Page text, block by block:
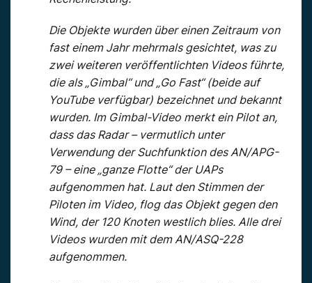
Die Objekte wurden über einen Zeitraum von
fast einem Jahr mehrmals gesichtet, was zu
zwei weiteren veröffentlichten Videos führte,
die als „Gimbal“ und „Go Fast“ (beide auf
YouTube verfügbar) bezeichnet und bekannt
wurden. Im Gimbal-Video merkt ein Pilot an,
dass das Radar – vermutlich unter
Verwendung der Suchfunktion des AN/APG-
79 – eine „ganze Flotte“ der UAPs
aufgenommen hat. Laut den Stimmen der
Piloten im Video, flog das Objekt gegen den
Wind, der 120 Knoten westlich blies. Alle drei
Videos wurden mit dem AN/ASQ-228
aufgenommen.